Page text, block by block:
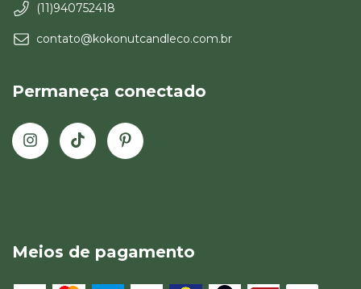
(11)940752418
contato@kokonutcandleco.com.br
Permaneça conectado
Meios de pagamento